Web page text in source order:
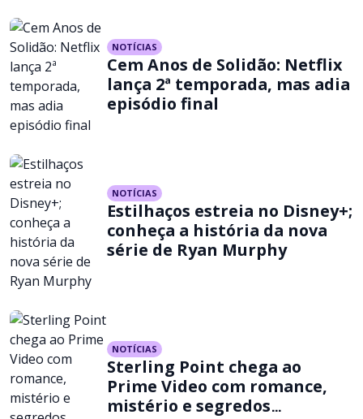
NOTÍCIAS
Cem Anos de Solidão: Netflix
lança 2ª temporada, mas adia
episódio final
NOTÍCIAS
Estilhaços estreia no Disney+;
conheça a história da nova
série de Ryan Murphy
NOTÍCIAS
Sterling Point chega ao
Prime Video com romance,
mistério e segredos